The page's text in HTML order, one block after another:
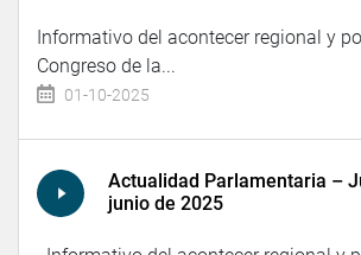
Informativo del acontecer regional y
Congreso de la...
01-10-2025
Actualidad Parlamentaria –
junio de 2025